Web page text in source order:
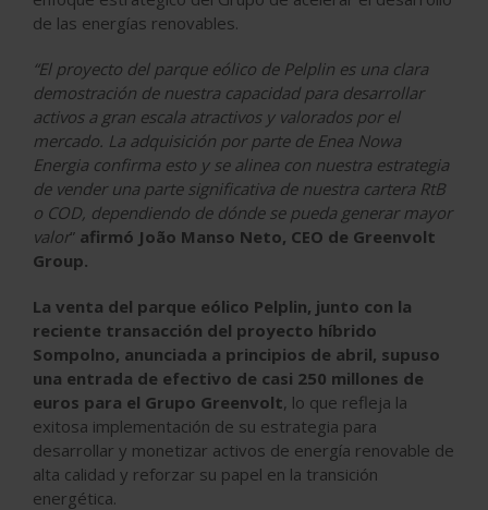
de las energías renovables.
“El proyecto del parque eólico de Pelplin es una clara
demostración de nuestra capacidad para desarrollar
activos a gran escala atractivos y valorados por el
mercado. La adquisición por parte de Enea Nowa
Energia confirma esto y se alinea con nuestra estrategia
de vender una parte significativa de nuestra cartera RtB
o COD, dependiendo de dónde se pueda generar mayor
valor” afirmó João Manso Neto, CEO de Greenvolt
Group.
La venta del parque eólico Pelplin, junto con la
reciente transacción del proyecto híbrido
Sompolno, anunciada a principios de abril, supuso
una entrada de efectivo de casi 250 millones de
euros para el Grupo Greenvolt, lo que refleja la
exitosa implementación de su estrategia para
desarrollar y monetizar activos de energía renovable de
alta calidad y reforzar su papel en la transición
energética.